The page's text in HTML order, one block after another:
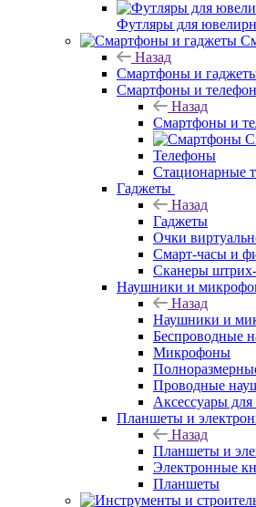
Футляры для
Назад
Смартфоны и
Смартфоны и
Назад
Смартфоны и
Телефоны
Стационарные
Гаджеты
Назад
Гаджеты
Очки
Смарт-часы и
Сканеры штрих-
Наушники и
Назад
Наушники и
Беспроводные
Микрофоны
Проводные
Аксессуары
Планшеты и
Назад
Планшеты и
Электронные
Планшеты